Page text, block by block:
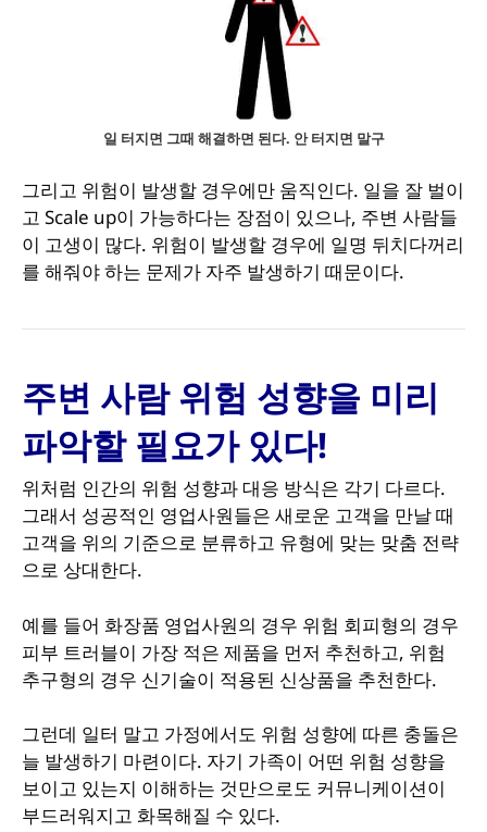
일 터지면 그때 해결하면 된다. 안 터지면 말구
그리고 위험이 발생할 경우에만 움직인다. 일을 잘 벌이
고 Scale up이 가능하다는 장점이 있으나, 주변 사람들
이 고생이 많다. 위험이 발생할 경우에 일명 뒤치다꺼리
를 해줘야 하는 문제가 자주 발생하기 때문이다.
주변 사람 위험 성향을 미리
파악할 필요가 있다!
위처럼 인간의 위험 성향과 대응 방식은 각기 다르다.
그래서 성공적인 영업사원들은 새로운 고객을 만날 때
고객을 위의 기준으로 분류하고 유형에 맞는 맞춤 전략
으로 상대한다.
예를 들어 화장품 영업사원의 경우 위험 회피형의 경우
피부 트러블이 가장 적은 제품을 먼저 추천하고, 위험
추구형의 경우 신기술이 적용된 신상품을 추천한다.
그런데 일터 말고 가정에서도 위험 성향에 따른 충돌은
늘 발생하기 마련이다. 자기 가족이 어떤 위험 성향을
보이고 있는지 이해하는 것만으로도 커뮤니케이션이
부드러워지고 화목해질 수 있다.